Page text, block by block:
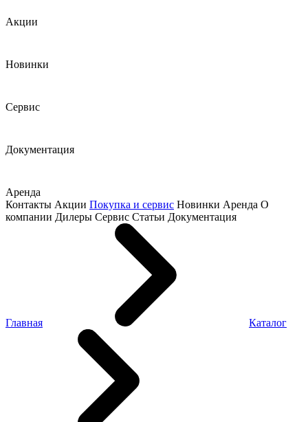
Акции
Новинки
Сервис
Документация
Аренда
Контакты Акции Покупка и сервис Новинки Аренда О
компании Дилеры Сервис Статьи Документация
Главная Каталог